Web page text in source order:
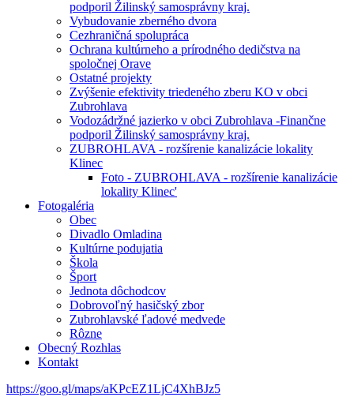
podporil Žilinský samosprávny kraj.
Vybudovanie zberného dvora
Cezhraničná spolupráca
Ochrana kultúrneho a prírodného dedičstva na
spoločnej Orave
Ostatné projekty
Zvýšenie efektivity triedeného zberu KO v obci
Zubrohlava
Vodozádržné jazierko v obci Zubrohlava -Finančne
podporil Žilinský samosprávny kraj.
ZUBROHLAVA - rozšírenie kanalizácie lokality
Klinec
Foto - ZUBROHLAVA - rozšírenie kanalizácie
lokality Klinec'
Fotogaléria
Obec
Divadlo Omladina
Kultúrne podujatia
Škola
Šport
Jednota dôchodcov
Dobrovoľný hasičský zbor
Zubrohlavské ľadové medvede
Rôzne
Obecný Rozhlas
Kontakt
https://goo.gl/maps/aKPcEZ1LjC4XhBJz5